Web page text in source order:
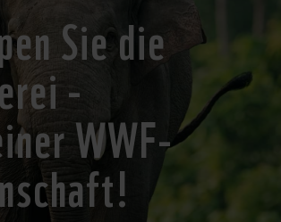
Sie die
-
WWF-